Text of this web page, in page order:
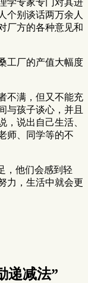
学专家专门对其进
个别谈话两万余人
厂方的各种意见和
工厂的产值大幅度
不满，但又不能充
与孩子谈心，并且
，说出自己生活、
师、同学等的不
，他们会感到轻
力，生活中就会更
递减法”